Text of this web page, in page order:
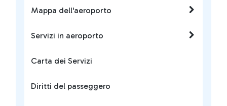
Mappa dell'aeroporto
Servizi in aeroporto
Carta dei Servizi
Diritti del passeggero